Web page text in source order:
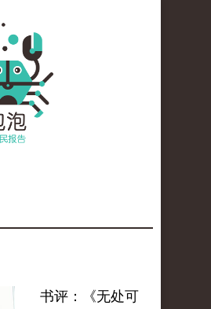
书评：《无处可